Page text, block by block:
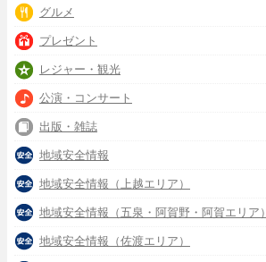
グルメ
プレゼント
レジャー・観光
公演・コンサート
出版・雑誌
地域安全情報
地域安全情報（上越エリア）
地域安全情報（五泉・阿賀野・阿賀エリア）
地域安全情報（佐渡エリア）